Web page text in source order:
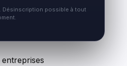
Désinscription possible à tout